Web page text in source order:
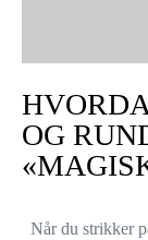
OG
Når du strikker